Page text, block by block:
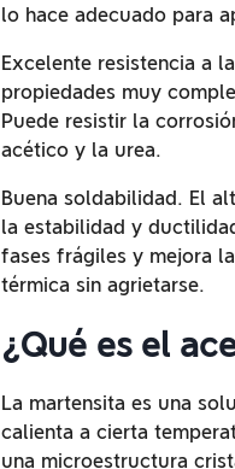
lo hace adecuado para
Excelente resistencia a
propiedades muy
Puede resistir la
acético y la urea.
Buena soldabilidad. El
la estabilidad y
fases frágiles y mejora
térmica sin agrietarse.
¿Qué es el
La martensita es una
calienta a cierta
una microestructura